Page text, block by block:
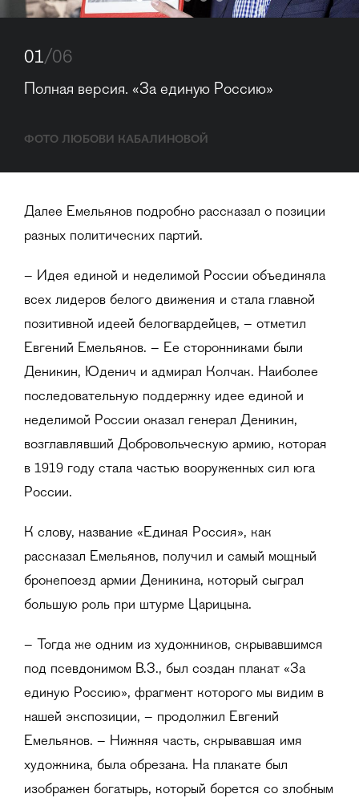
01/06
Полная версия. «За единую Россию»
ФОТО ЛЮБОВИ КАБАЛИНОВОЙ
Далее Емельянов подробно рассказал о позиции
разных политических партий.
– Идея единой и неделимой России объединяла
всех лидеров белого движения и стала главной
позитивной идеей белогвардейцев, – отметил
Евгений Емельянов. – Ее сторонниками были
Деникин, Юденич и адмирал Колчак. Наиболее
последовательную поддержку идее единой и
неделимой России оказал генерал Деникин,
возглавлявший Добровольческую армию, которая
в 1919 году стала частью вооруженных сил юга
России.
К слову, название «Единая Россия», как
рассказал Емельянов, получил и самый мощный
бронепоезд армии Деникина, который сыграл
большую роль при штурме Царицына.
– Тогда же одним из художников, скрывавшимся
под псевдонимом В.З., был создан плакат «За
единую Россию», фрагмент которого мы видим в
нашей экспозиции, – продолжил Евгений
Емельянов. – Нижняя часть, скрывавшая имя
художника, была обрезана. На плакате был
изображен богатырь, который борется со злобным